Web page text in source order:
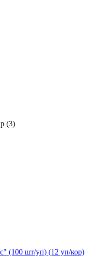
(3)
(100 шт/уп) (12 уп/кор)